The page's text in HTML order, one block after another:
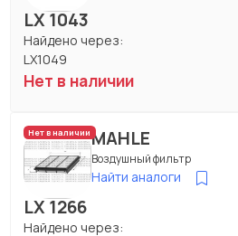
LX 1043
Найдено через:
LX1049
Нет в наличии
Нет в наличииMAHLE
Воздушный фильтр
Найти аналоги
LX 1266
Найдено через: